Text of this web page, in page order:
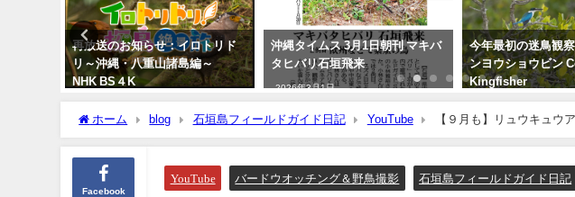
再放送のお知らせ：イロトリド
リ～沖縄・八重山諸島編～
NHK BS４K
沖縄タイムス 3月1日朝刊 マキバ
タヒバリ石垣飛来
2026年3月1日
今年最初の迷鳥観
ンヨウショウビン
Kingfisher
ホーム blog 石垣島フィールドガイド日記 YouTube 【９月も】リュウキュウ
Facebook
YouTube バードウオッチング＆野鳥撮影 石垣島フィールドガイド日記